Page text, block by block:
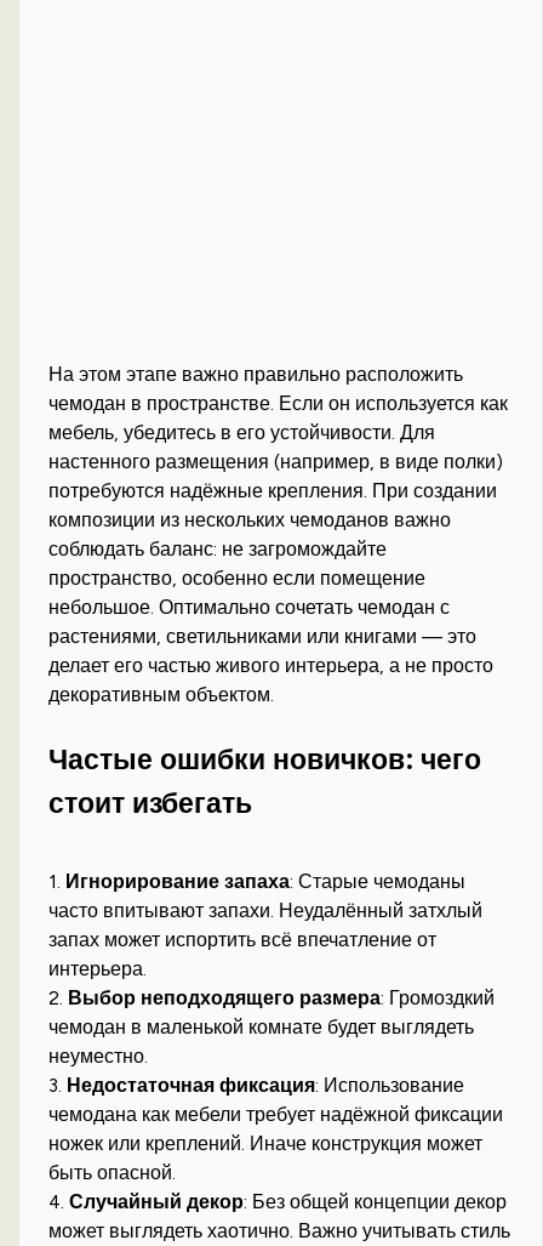
На этом этапе важно правильно расположить
чемодан в пространстве. Если он используется как
мебель, убедитесь в его устойчивости. Для
настенного размещения (например, в виде полки)
потребуются надёжные крепления. При создании
композиции из нескольких чемоданов важно
соблюдать баланс: не загромождайте
пространство, особенно если помещение
небольшое. Оптимально сочетать чемодан с
растениями, светильниками или книгами — это
делает его частью живого интерьера, а не просто
декоративным объектом.
Частые ошибки новичков: чего
стоит избегать
1. Игнорирование запаха: Старые чемоданы
часто впитывают запахи. Неудалённый затхлый
запах может испортить всё впечатление от
интерьера.
2. Выбор неподходящего размера: Громоздкий
чемодан в маленькой комнате будет выглядеть
неуместно.
3. Недостаточная фиксация: Использование
чемодана как мебели требует надёжной фиксации
ножек или креплений. Иначе конструкция может
быть опасной.
4.Случайный декор: Без общей концепции декор
может выглядеть хаотично. Важно учитывать стиль